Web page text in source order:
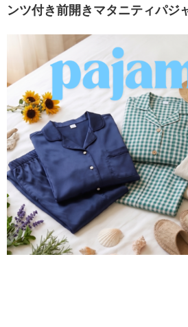
ンツ付き前開きマタニティパジ